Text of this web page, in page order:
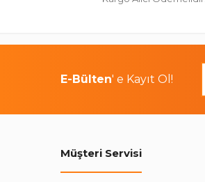
E-Bülten' e Kayıt Ol!
Müşteri Servisi